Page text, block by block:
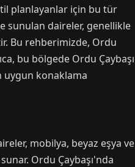
planlayanlar için bu tür
sunulan daireler, genellikle
Bu rehberimizde, Ordu
bu bölgede Ordu Çaybaşı
uygun konaklama
mobilya, beyaz eşya ve
Ordu Çaybaşı'nda